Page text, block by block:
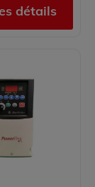
détails